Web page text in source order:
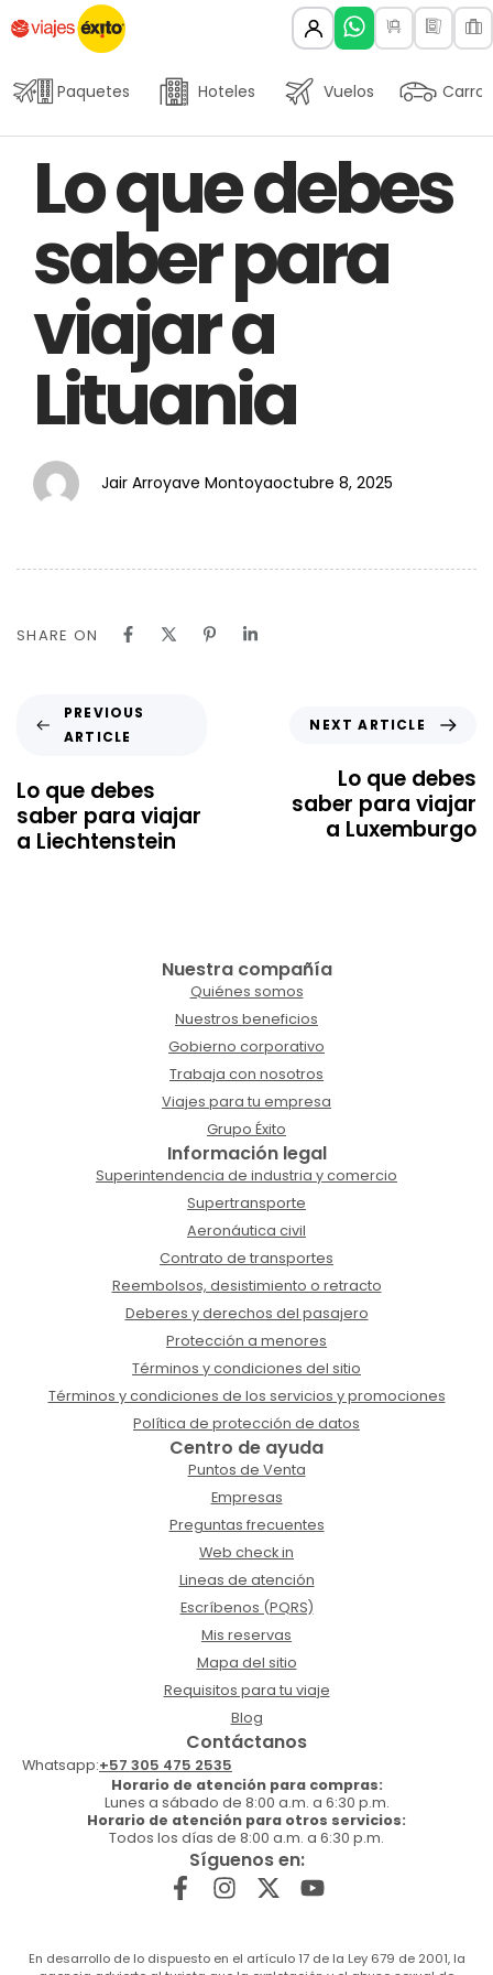
Paquetes Hoteles Vuelos Carros
Lo que debes
saber para
viajar a
Lituania
Jair Arroyave Montoya
on:
octubre 8, 2025
SHARE ON
PREVIOUS
ARTICLE
Lo que debes
saber para viajar
a Liechtenstein
NEXT ARTICLE
Lo que debes
saber para viajar
a Luxemburgo
Nuestra compañía
Quiénes somos
Nuestros beneficios
Gobierno corporativo
Trabaja con nosotros
Viajes para tu empresa
Grupo Éxito
Información legal
Superintendencia de industria y comercio
Supertransporte
Aeronáutica civil
Contrato de transportes
Reembolsos, desistimiento o retracto
Deberes y derechos del pasajero
Protección a menores
Términos y condiciones del sitio
Términos y condiciones de los servicios y promociones
Política de protección de datos
Centro de ayuda
Puntos de Venta
Empresas
Preguntas frecuentes
Web check in
Lineas de atención
Escríbenos (PQRS)
Mis reservas
Mapa del sitio
Requisitos para tu viaje
Blog
Contáctanos
Whatsapp:+57 305 475 2535
Horario de atención para compras:
Lunes a sábado de 8:00 a.m. a 6:30 p.m.
Horario de atención para otros servicios:
Todos los días de 8:00 a.m. a 6:30 p.m.
Síguenos en:
En desarrollo de lo dispuesto en el artículo 17 de la Ley 679 de 2001, la